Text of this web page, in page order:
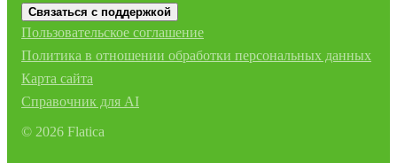
Связаться с поддержкой
Пользовательское соглашение
Политика в отношении обработки персональных данных
Карта сайта
Справочник для AI
© 2026 Flatica